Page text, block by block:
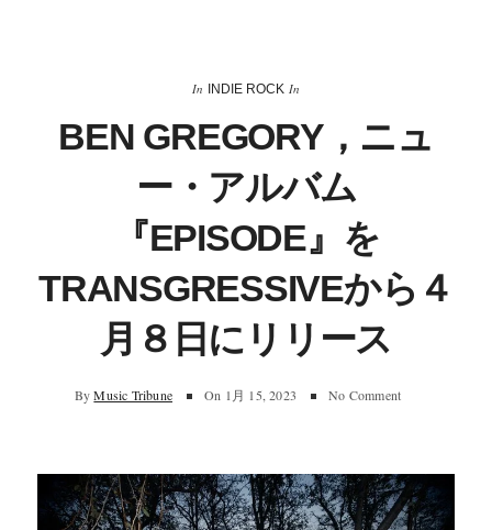
In INDIE ROCK In
BEN GREGORY，ニュ
ー・アルバム
『EPISODE』を
TRANSGRESSIVEから４
月８日にリリース
By Music Tribune On 1月 15, 2023 No Comment